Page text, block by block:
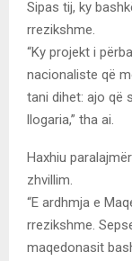
Sipas tij, ky
rrezikshme.
“Ky projekt i
nacionaliste që
tani dihet: ajo që
llogaria,” tha ai.
Haxhiu
zhvillim.
“E ardhmja e
rrezikshme.
maqedonasit